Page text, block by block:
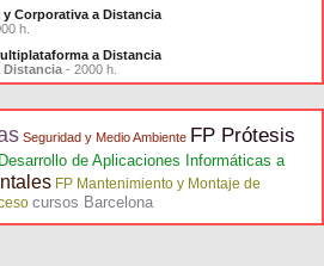
Corporativa a Distancia
h.
a Distancia
Distancia - 2000 h.
Seguridad y Medio Ambiente FP Prótesis
de Aplicaciones Informáticas a
FP Mantenimiento y Montaje de
cursos Barcelona